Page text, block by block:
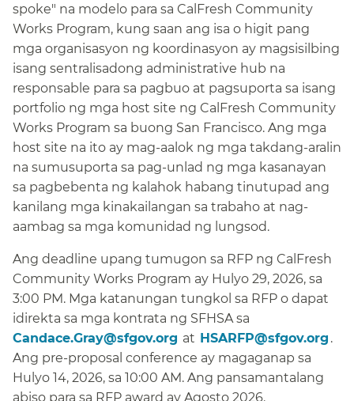
spoke" na modelo para sa CalFresh Community
Works Program, kung saan ang isa o higit pang
mga organisasyon ng koordinasyon ay magsisilbing
isang sentralisadong administrative hub na
responsable para sa pagbuo at pagsuporta sa isang
portfolio ng mga host site ng CalFresh Community
Works Program sa buong San Francisco. Ang mga
host site na ito ay mag-aalok ng mga takdang-aralin
na sumusuporta sa pag-unlad ng mga kasanayan
sa pagbebenta ng kalahok habang tinutupad ang
kanilang mga kinakailangan sa trabaho at nag-
aambag sa mga komunidad ng lungsod.​​
Ang deadline upang tumugon sa RFP ng CalFresh
Community Works Program ay Hulyo 29, 2026, sa
3:00 PM. Mga katanungan tungkol sa RFP o dapat
idirekta sa mga kontrata ng SFHSA sa​​
Candace.Gray@sfgov.org​​ at​​ HSARFP@sfgov.org​​ .
Ang pre-proposal conference ay magaganap sa
Hulyo 14, 2026, sa 10:00 AM. Ang pansamantalang
abiso para sa RFP award ay Agosto 2026.​​